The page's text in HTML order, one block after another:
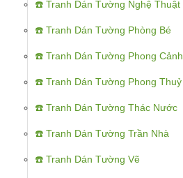
☎️ Tranh Dán Tường Nghệ Thuật
☎️ Tranh Dán Tường Phòng Bé
☎️ Tranh Dán Tường Phong Cảnh
☎️ Tranh Dán Tường Phong Thuỷ
☎️ Tranh Dán Tường Thác Nước
☎️ Tranh Dán Tường Trần Nhà
☎️ Tranh Dán Tường Vẽ